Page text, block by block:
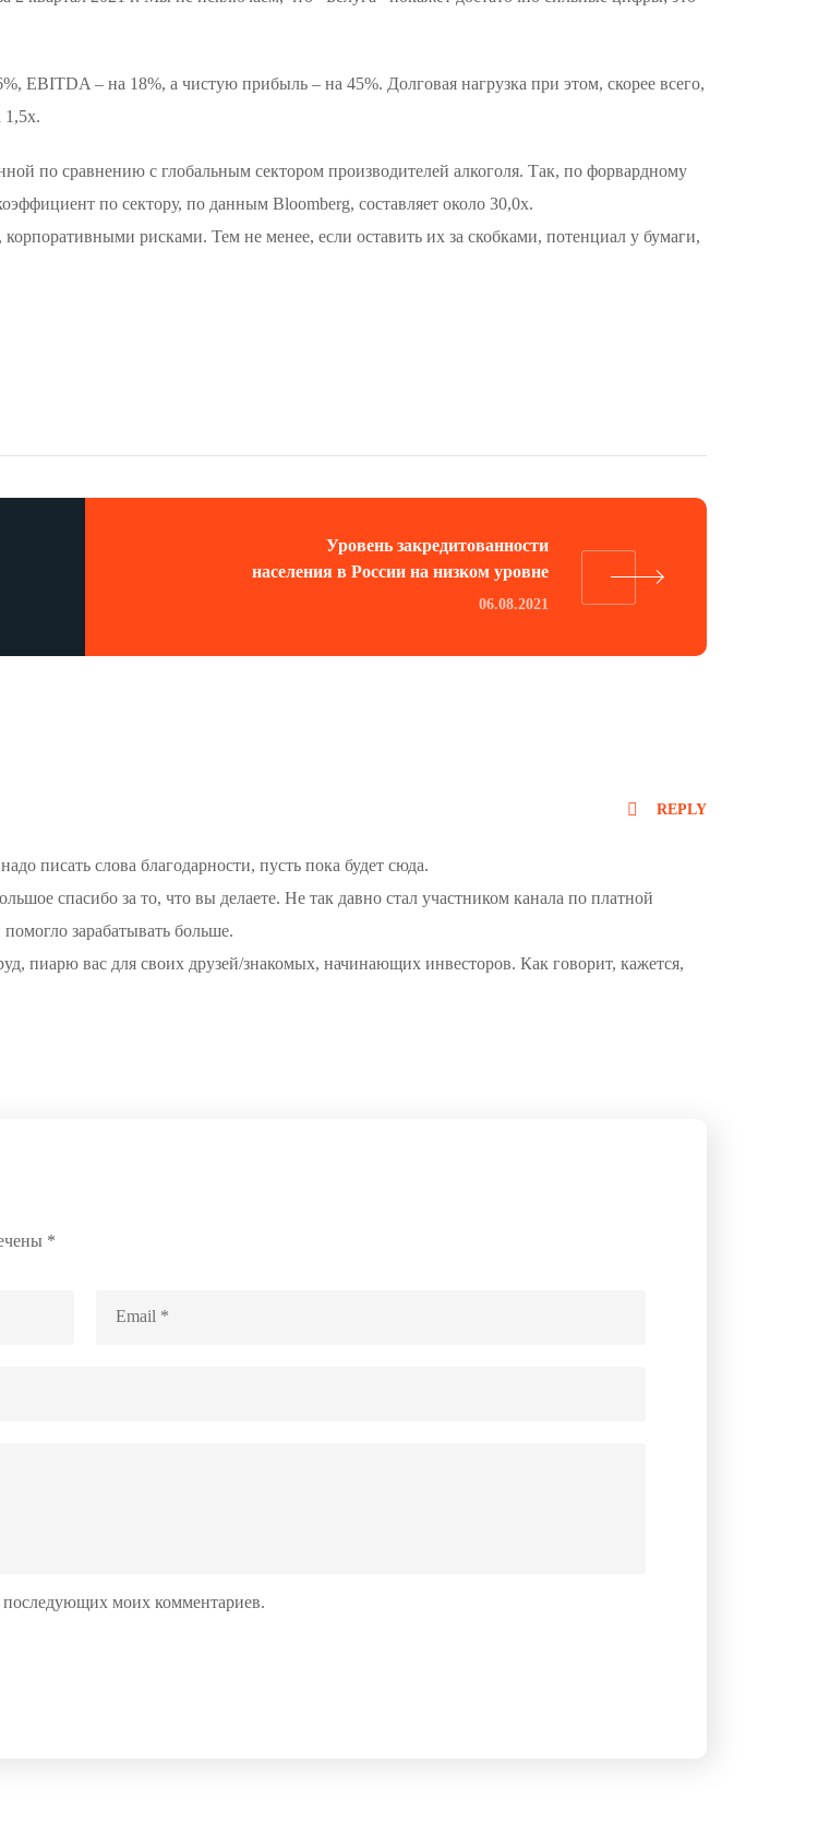
EBITDA – на 18%, а чистую прибыль – на 45%. Долговая нагрузка при этом, скорее всего,
1,5х.
по сравнению с глобальным сектором производителей алкоголя. Так, по форвардному
по сектору, по данным Bloomberg, составляет около 30,0х.
рисками. Тем не менее, если оставить их за скобками, потенциал у бумаги,
Уровень закредитованности
населения в России на низком уровне
06.08.2021
писать слова благодарности, пусть пока будет сюда.
спасибо за то, что вы делаете. Не так давно стал участником канала по платной
зарабатывать больше.
пиарю вас для своих друзей/знакомых, начинающих инвесторов. Как говорит, кажется,
REPLY
*
последующих моих комментариев.